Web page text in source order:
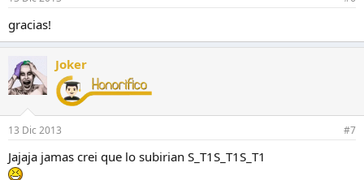
gracias!
Joker
13 Dic 2013 #7
Jajaja jamas crei que lo subirian S_T1S_T1S_T1